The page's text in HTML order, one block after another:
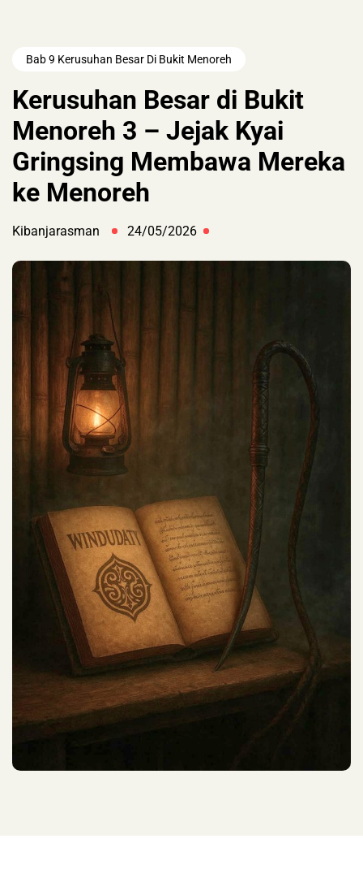
Bab 9 Kerusuhan Besar Di Bukit Menoreh
Kerusuhan Besar di Bukit
Menoreh 3 – Jejak Kyai
Gringsing Membawa Mereka
ke Menoreh
Kibanjarasman 24/05/2026